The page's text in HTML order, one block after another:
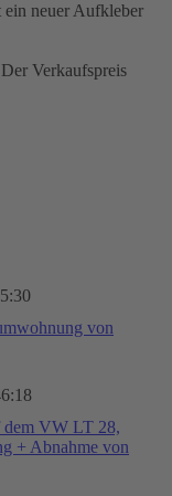
neuer Aufkleber
Verkaufspreis
von
dem VW LT 28,
+ Abnahme von